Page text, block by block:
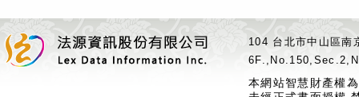
104 台北市中山區
本網站智慧財產權